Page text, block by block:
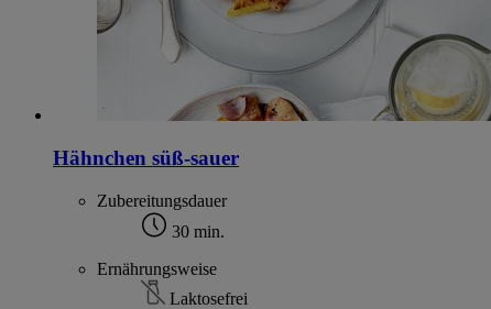
Hähnchen süß-sauer
Zubereitungsdauer
30 min.
Ernährungsweise
Laktosefrei